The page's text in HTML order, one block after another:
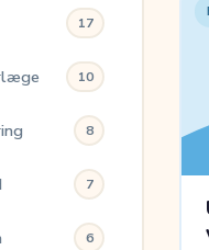
17
10
8
7
6